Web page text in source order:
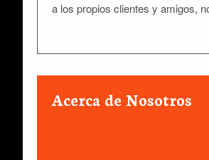
a los propios clientes y amigos,
Acerca de Nosotros